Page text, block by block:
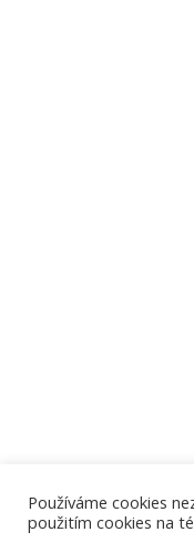
Používáme cookies
použitím cookies na